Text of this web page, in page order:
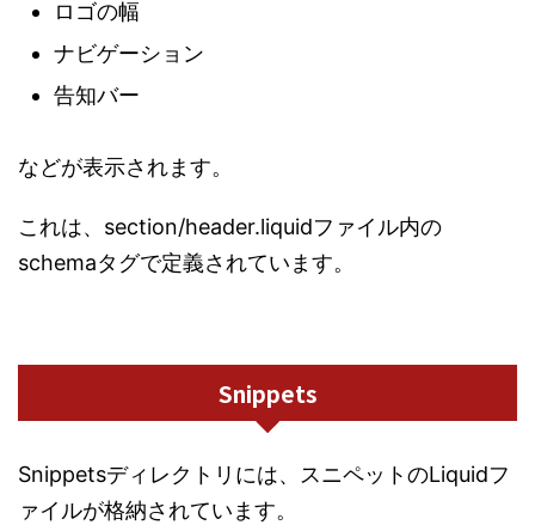
ロゴの幅
ナビゲーション
告知バー
などが表示されます。
これは、section/header.liquidファイル内の
schemaタグで定義されています。
Snippets
Snippetsディレクトリには、スニペットのLiquidフ
ァイルが格納されています。